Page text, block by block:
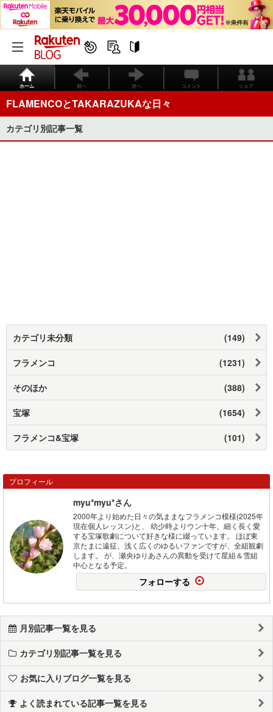
ホーム 前へ 次へ コメント シェア
FLAMENCOとTAKARAZUKAな日々
カテゴリ別記事一覧
カテゴリ未分類 (149)
フラメンコ (1231)
そのほか (388)
宝塚 (1654)
フラメンコ&宝塚 (101)
プロフィール
myu*myu*さん
2000年より始めた日々の気ままなフラメンコ模様(2025年
現在個人レッスン)と、 幼少時よりウン十年、細く長く愛
する宝塚歌劇について好きな様に綴っています。 ほぼ東
京たまに遠征、浅く広くのゆるいファンですが、全組観劇
します。 が、瀬央ゆりあさんの異動を受けて星組＆雪組
中心となる予定。
フォローする
月別記事一覧を見る
カテゴリ別記事一覧を見る
お気に入りブログ一覧を見る
よく読まれている記事一覧を見る